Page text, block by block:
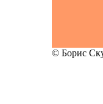
© Борис